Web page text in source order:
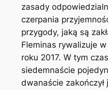
zasady
czerpania
przygody, jaką są
Fleminas rywalizuje
roku 2017. W tym
siedemnaście
dwanaście